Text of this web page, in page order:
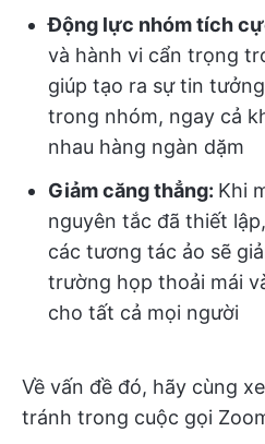
Động lực nhóm tích
và hành vi cẩn trọng
giúp tạo ra sự tin
trong nhóm, ngay cả
nhau hàng ngàn dặm
Giảm căng thẳng: Khi
nguyên tắc đã thiết
các tương tác ảo sẽ
trường họp thoải mái
cho tất cả mọi người
Về vấn đề đó, hãy cùng
tránh trong cuộc gọi